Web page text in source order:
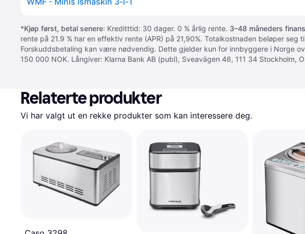
*Kjøp først, betal senere: Kreditttid: 30 dager. 0 % årlig rente. 3–48 måneders
rente på 21.9 % har en effektiv rente (APR) på 21,90%. Totalkostnaden beløper
Forskuddsbetaling kan være nødvendig. Dette gjelder kun for innbyggere i Norge
150 000 NOK. Långiver: Klarna Bank AB (publ), Sveavägen 46, 111 34 Stockholm,
Relaterte produkter
Vi har valgt ut en rekke produkter som kan interessere deg.